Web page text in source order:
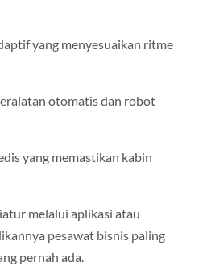
yang menyesuaikan ritme
otomatis dan robot
yang memastikan kabin
melalui aplikasi atau
pesawat bisnis paling
pernah ada.